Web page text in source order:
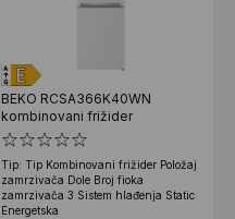
BEKO RCSA366K40WN
kombinovani frižider
Tip: Tip Kombinovani frižider Položaj
zamrzivača Dole Broj fioka
zamrzivača 3 Sistem hlađenja Static
Energetska